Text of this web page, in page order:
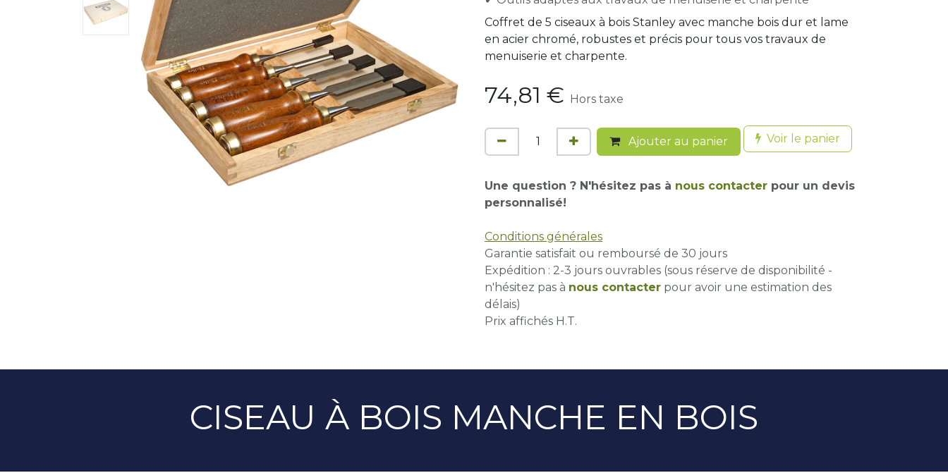
Coffret de 5 ciseaux à bois Stanley avec manche bois dur et lame
en acier chromé, robustes et précis pour tous vos travaux de
menuiserie et charpente.
74,81 € Hors taxe
Ajouter au panier Voir le panier
Une question ? N'hésitez pas à nous contacter pour un devis
personnalisé!
Conditions générales
Garantie satisfait ou remboursé de 30 jours
Expédition : 2-3 jours ouvrables (sous réserve de disponibilité -
n'hésitez pas à nous contacter pour avoir une estimation des
délais)
Prix affichés H.T.
CISEAU À BOIS MANCHE EN BOIS